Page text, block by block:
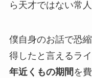
ら天才ではない常
僕自身のお話で恐
得したと言えるラ
年近くもの期間 を